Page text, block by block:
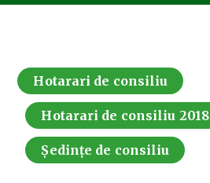
Hotarari de consiliu
Hotarari de consiliu 2018
Ședințe de consiliu